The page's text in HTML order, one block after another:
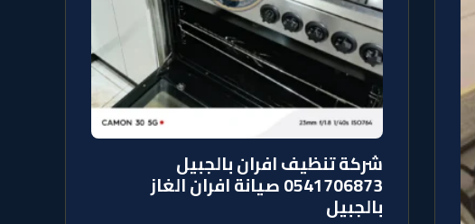
شركة تنظيف افران بالجبيل
0541706873 صيانة افران الغاز
بالجبيل